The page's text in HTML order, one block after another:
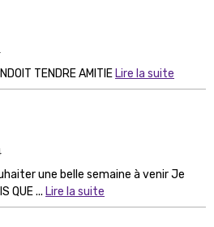
TENDRE AMITIE Lire la suite
une belle semaine à venir Je
QUE ... Lire la suite